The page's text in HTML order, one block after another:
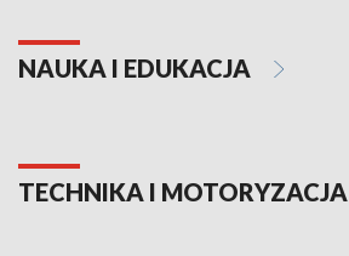
NAUKA I EDUKACJA
TECHNIKA I MOTORYZACJA